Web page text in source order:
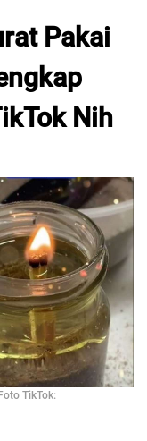
Pakai
Nih
TikTok: